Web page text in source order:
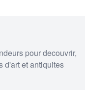
pour decouvrir,
d'art et antiquites